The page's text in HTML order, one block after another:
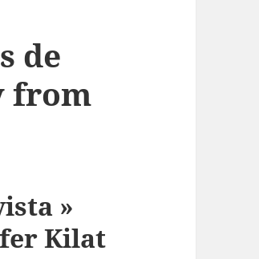
de
from
»
Kilat